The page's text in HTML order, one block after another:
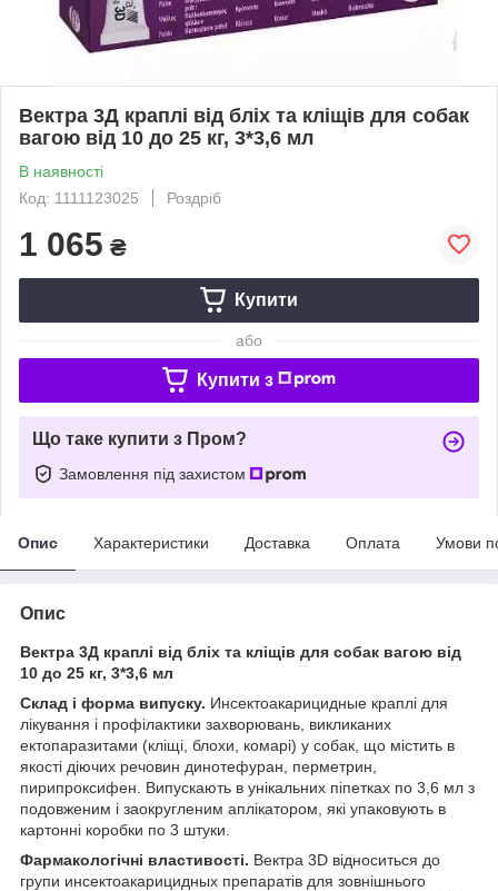
Вектра 3Д краплі від бліх та кліщів для собак
вагою від 10 до 25 кг, 3*3,6 мл
В наявності
Код: 1111123025
Роздріб
1 065 ₴
Купити
або
Купити з
Що таке купити з Пром?
Замовлення під захистом
Опис Характеристики Доставка Оплата Умови
Опис
Вектра 3Д краплі від бліх та кліщів для собак вагою від
10 до 25 кг, 3*3,6 мл
Склад і форма випуску. Инсектоакарицидные краплі для
лікування і профілактики захворювань, викликаних
ектопаразитами (кліщі, блохи, комарі) у собак, що містить в
якості діючих речовин динотефуран, перметрин,
пирипроксифен. Випускають в унікальних піпетках по 3,6 мл з
подовженим і заокругленим аплікатором, які упаковують в
картонні коробки по 3 штуки.
Фармакологічні властивості. Вектра 3D відноситься до
групи инсектоакарицидных препаратів для зовнішнього